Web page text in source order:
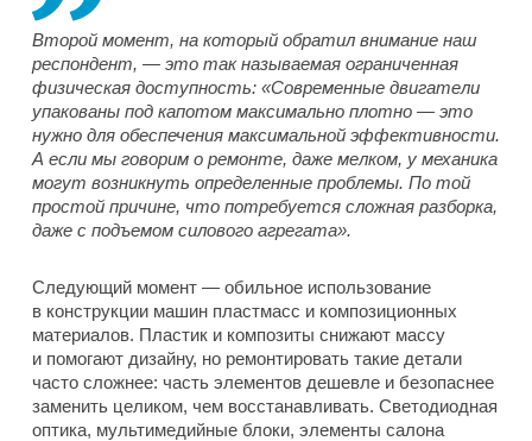
Второй момент, на который обратил внимание наш
респондент, — это так называемая ограниченная
физическая доступность: «Современные двигатели
упакованы под капотом максимально плотно — это
нужно для обеспечения максимальной эффективности.
А если мы говорим о ремонте, даже мелком, у механика
могут возникнуть определенные проблемы. По той
простой причине, что потребуется сложная разборка,
даже с подъемом силового агрегата».
Следующий момент — обильное использование
в конструкции машин пластмасс и композиционных
материалов. Пластик и композиты снижают массу
и помогают дизайну, но ремонтировать такие детали
часто сложнее: часть элементов дешевле и безопаснее
заменить целиком, чем восстанавливать. Светодиодная
оптика, мультимедийные блоки, элементы салона